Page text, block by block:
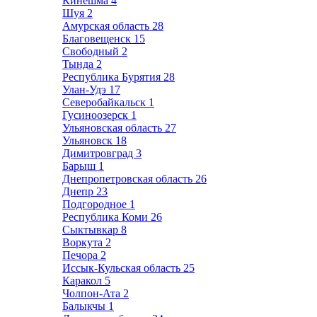
Шуя 2
Амурская область 28
Благовещенск 15
Свободный 2
Тында 2
Республика Бурятия 28
Улан-Удэ 17
Северобайкальск 1
Гусиноозерск 1
Ульяновская область 27
Ульяновск 18
Димитровград 3
Барыш 1
Днепропетровская область 26
Днепр 23
Подгородное 1
Республика Коми 26
Сыктывкар 8
Воркута 2
Печора 2
Иссык-Кульская область 25
Каракол 5
Чолпон-Ата 2
Балыкчы 1